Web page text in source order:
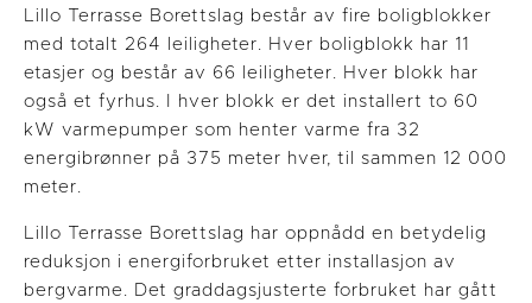
Lillo Terrasse Borettslag består av fire boligblokker
med totalt 264 leiligheter. Hver boligblokk har 11
etasjer og består av 66 leiligheter. Hver blokk har
også et fyrhus. I hver blokk er det installert to 60
kW varmepumper som henter varme fra 32
energibrønner på 375 meter hver, til sammen 12 000
meter.
Lillo Terrasse Borettslag har oppnådd en betydelig
reduksjon i energiforbruket etter installasjon av
bergvarme. Det grad­dag­sjusterte forbruket har gått